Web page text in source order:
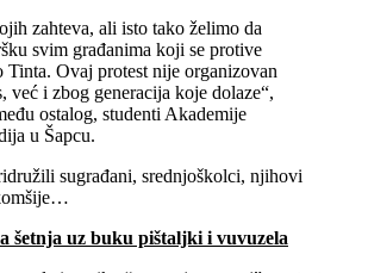
zahteva, ali isto tako želimo da
svim građanima koji se protive
Tinta. Ovaj protest nije organizovan
već i zbog generacija koje dolaze“,
ostalog, studenti Akademije
u Šapcu.
sugrađani, srednjoškolci, njihovi
šetnja uz buku pištaljki i vuvuzela